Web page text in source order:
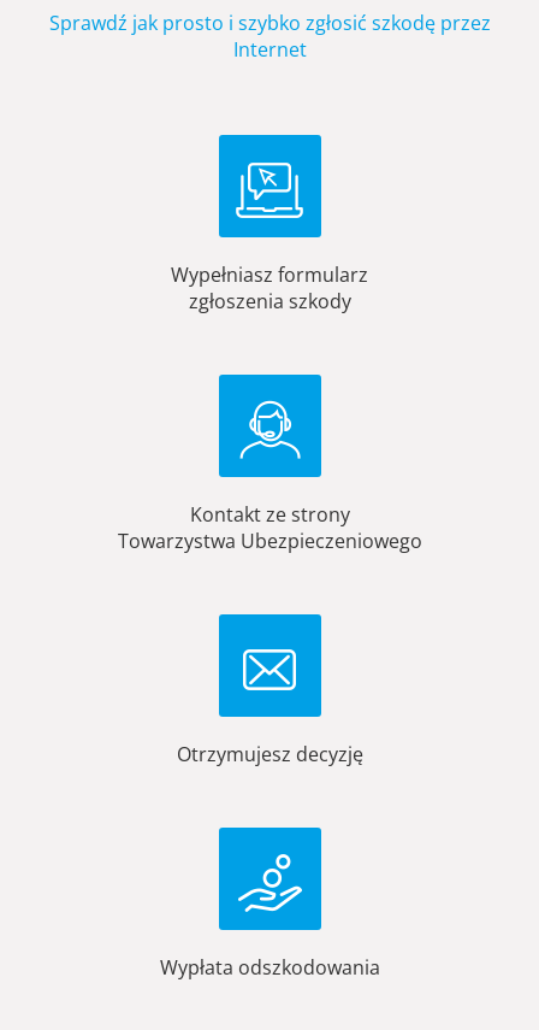
Sprawdź jak prosto i szybko zgłosić szkodę przez
Internet
Wypełniasz formularz
zgłoszenia szkody
Kontakt ze strony
Towarzystwa Ubezpieczeniowego
Otrzymujesz decyzję
Wypłata odszkodowania